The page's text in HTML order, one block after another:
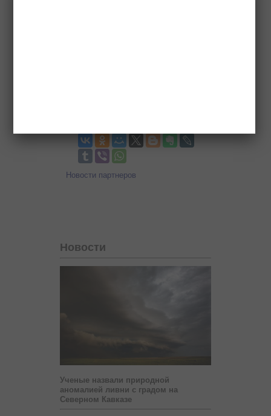
Новости партнеров
Новости
Ученые назвали природной
аномалией ливни с градом на
Северном Кавказе